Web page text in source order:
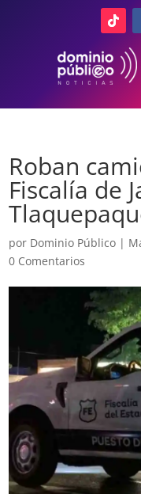
Roban
Fiscalía de
por Dominio Público |
0 Comentarios